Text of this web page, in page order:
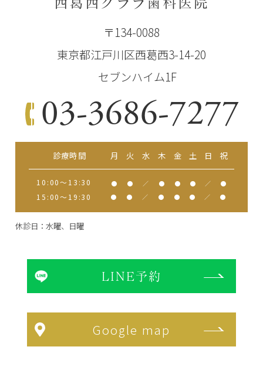
〒134-0088
東京都江戸川区西葛西3-14-20
セブンハイム1F
03-3686-7277
診療時間 月 火 水 木 金 土 日 祝
10:00～13:30 ● ● ／ ● ● ● ／ ●
15:00～19:30 ● ● ／ ● ● ● ／ ●
休診日：水曜、日曜
LINE予約
Google map